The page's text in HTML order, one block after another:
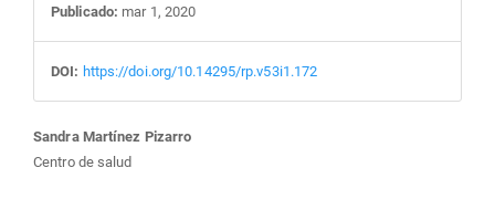
Publicado: mar 1, 2020
DOI: https://doi.org/10.14295/rp.v53i1.172
Contenido
Sandra Martínez Pizarro
Centro de salud